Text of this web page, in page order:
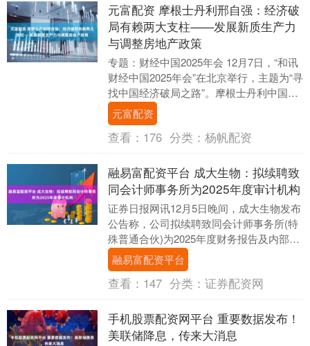
元富配资 摩根士丹利邢自强：经济破
局有赖两大支柱——发展新质生产力
与调整房地产政策
专题：财经中国2025年会 12月7日，“和讯
财经中国2025年会”在北京举行，主题为“寻
找中国经济破局之路”。摩根士丹利中国首
席经济学家邢自强在演讲中表示，当....
元富配资
查看： 176 分类： 杨帆配资
融易富配资平台 成大生物：拟续聘致
同会计师事务所为2025年度审计机构
证券日报网讯12月5日晚间，成大生物发布
公告称，公司拟续聘致同会计师事务所(特
殊普通合伙)为2025年度财务报告及内部控
制审计机构，审计费用总额不超过70万
元，....
融易富配资平台
查看： 147 分类： 证券配资网
手机股票配资网平台 重要数据发布！
美联储降息，传来大消息